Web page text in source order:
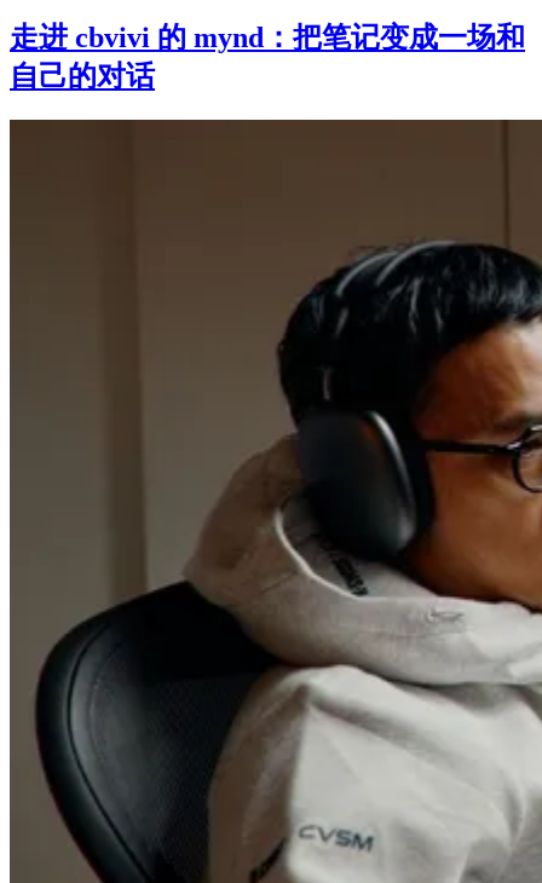
走进 cbvivi 的 mynd：把笔记变成一场和
自己的对话